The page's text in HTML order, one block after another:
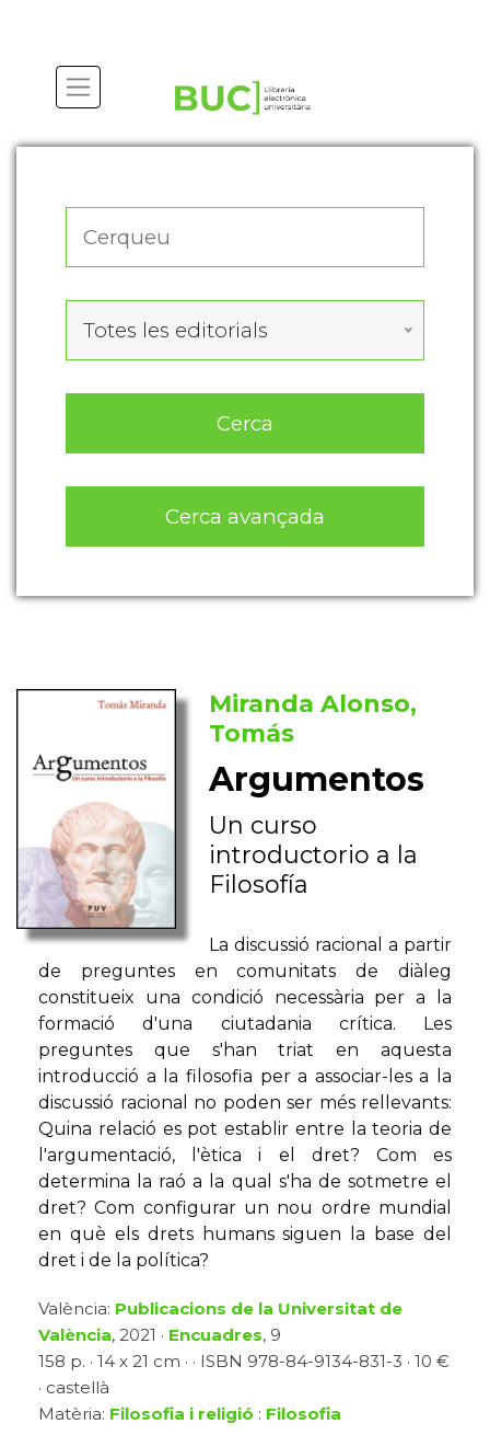
Totes les editorials
Cerca
Cerca avançada
Miranda Alonso,
Tomás
Argumentos
Un curso
introductorio a la
Filosofía
La discussió racional a partir
de preguntes en comunitats de diàleg
constitueix una condició necessària per a la
formació d'una ciutadania crítica. Les
preguntes que s'han triat en aquesta
introducció a la filosofia per a associar-les a la
discussió racional no poden ser més rellevants:
Quina relació es pot establir entre la teoria de
l'argumentació, l'ètica i el dret? Com es
determina la raó a la qual s'ha de sotmetre el
dret? Com configurar un nou ordre mundial
en què els drets humans siguen la base del
dret i de la política?
València: Publicacions de la Universitat de
València, 2021 · Encuadres, 9
158 p. · 14 x 21 cm · · ISBN 978-84-9134-831-3 · 10 €
· castellà
Matèria: Filosofia i religió : Filosofia